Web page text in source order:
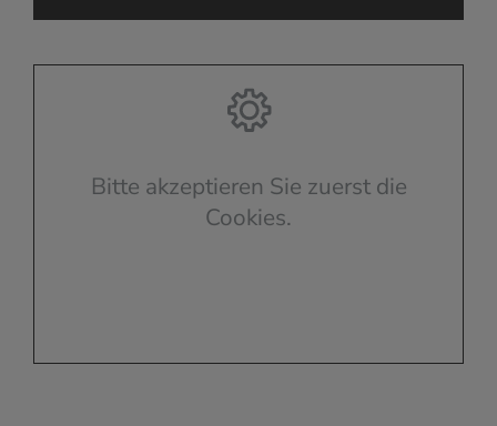
Bitte akzeptieren Sie zuerst die
Cookies.